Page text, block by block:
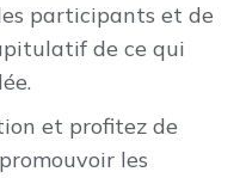
participants et de
de ce qui
et profitez de
les